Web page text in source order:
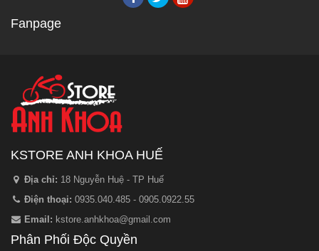
Fanpage
KSTORE ANH KHOA HUẾ
Địa chỉ: 18 Nguyễn Huệ - TP Huế
Điện thoại: 0935.040.485 - 0905.0922.55
Email: kstore.anhkhoa@gmail.com
Phân Phối Độc Quyền